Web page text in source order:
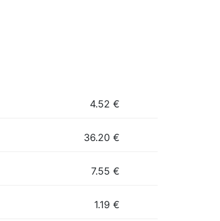
4.52 €
36.20 €
7.55 €
1.19 €